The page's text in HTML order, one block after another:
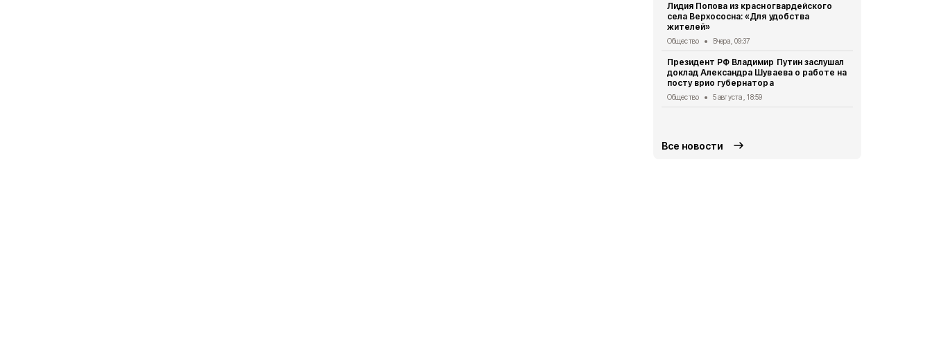
Лидия Попова из красногвардейского
села Верхососна: «Для удобства
жителей»
Общество Вчера, 09:37
Президент РФ Владимир Путин заслушал
доклад Александра Шуваева о работе на
посту врио губернатора
Общество 5 августа , 18:59
Все новости